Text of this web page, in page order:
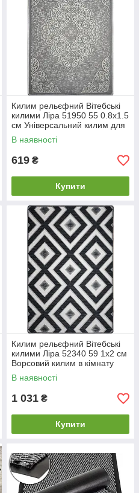
Килим рельєфний Вітебські
килими Ліра 51950 55 0.8х1.5
см Універсальний килим для
інтер'єру Гіпоалергенний
килим
В наявності
619 ₴
Купити
Килим рельєфний Вітебські
килими Ліра 52340 59 1х2 см
Ворсовий килим в кімнату
Прямокутний килим
рельєфний
В наявності
1 031 ₴
Купити